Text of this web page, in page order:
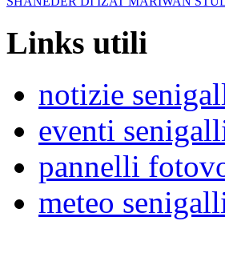
Links utili
notizie
eventi
pannelli
meteo